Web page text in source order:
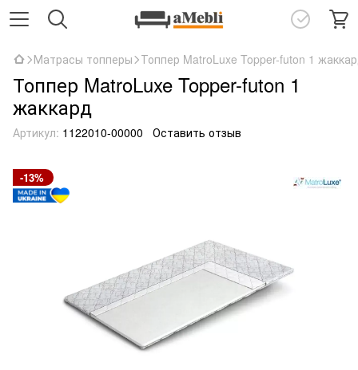
Матрасы топперы Топпер MatroLuxe Topper-futon 1
Топпер MatroLuxe Topper-futon 1
жаккард
Артикул: 1122010-00000 Оставить отзыв
-13%